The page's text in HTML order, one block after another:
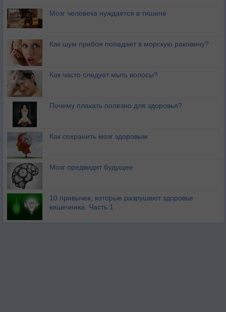
Мозг человека нуждается в тишине
Как шум прибоя попадает в морскую раковину?
Как часто следует мыть волосы?
Почему плакать полезно для здоровья?
Как сохранить мозг здоровым
Мозг предвидит будущее
10 привычек, которые разрушают здоровье
кишечника. Часть 1